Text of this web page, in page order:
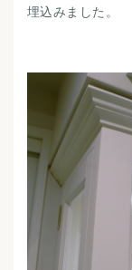
埋込みました。